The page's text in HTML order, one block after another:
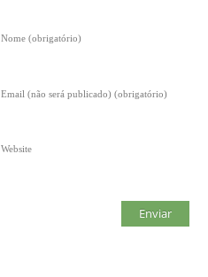
Nome(obrigatório)
Email (não será publicado)(obrigatório)
Website